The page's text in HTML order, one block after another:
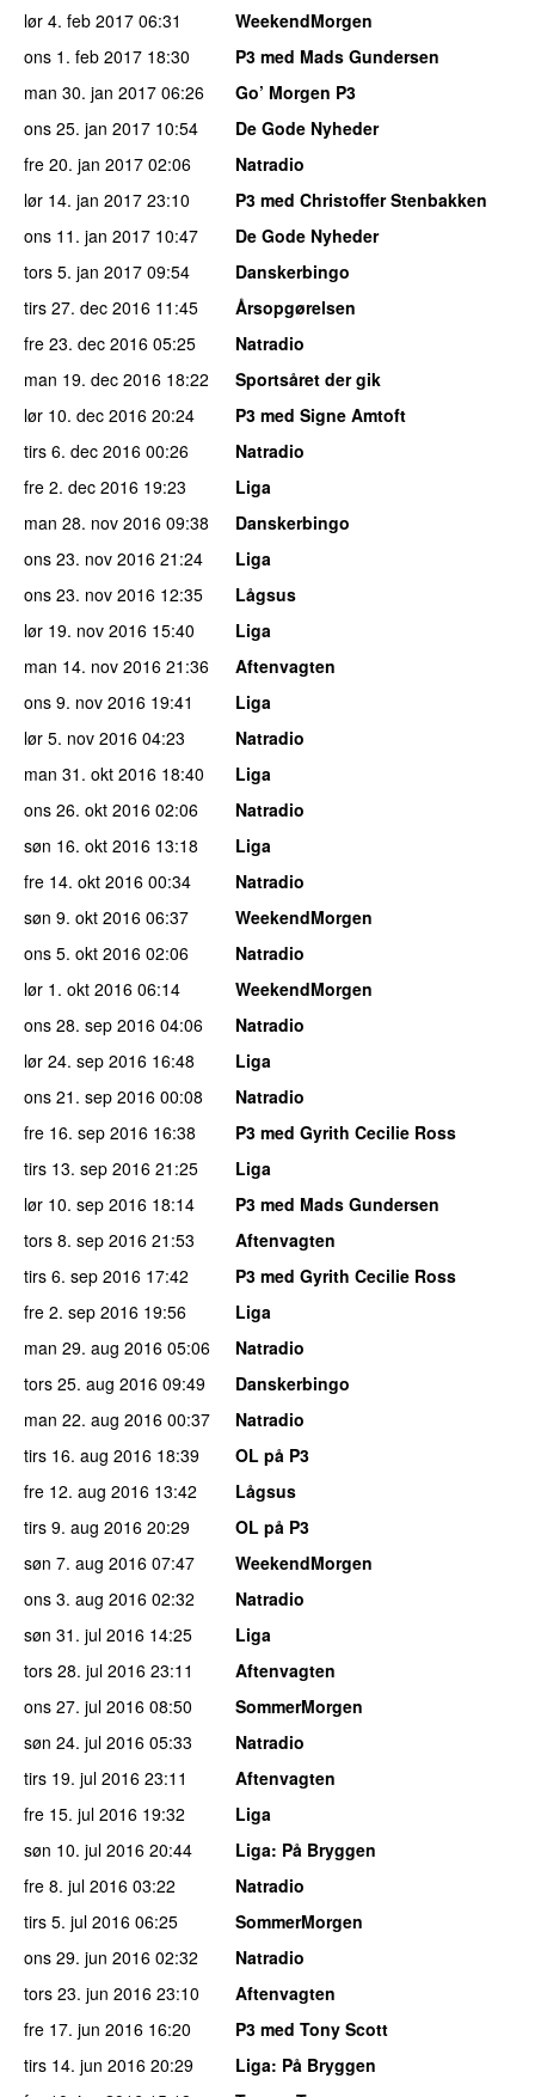
lør 4. feb 2017 06:31
WeekendMorgen
ons 1. feb 2017 18:30
P3 med Mads Gundersen
man 30. jan 2017 06:26
Go’ Morgen P3
ons 25. jan 2017 10:54
De Gode Nyheder
fre 20. jan 2017 02:06
Natradio
lør 14. jan 2017 23:10
P3 med Christoffer Stenbakken
ons 11. jan 2017 10:47
De Gode Nyheder
tors 5. jan 2017 09:54
Danskerbingo
tirs 27. dec 2016 11:45
Årsopgørelsen
fre 23. dec 2016 05:25
Natradio
man 19. dec 2016 18:22
Sportsåret der gik
lør 10. dec 2016 20:24
P3 med Signe Amtoft
tirs 6. dec 2016 00:26
Natradio
fre 2. dec 2016 19:23
Liga
man 28. nov 2016 09:38
Danskerbingo
ons 23. nov 2016 21:24
Liga
ons 23. nov 2016 12:35
Lågsus
lør 19. nov 2016 15:40
Liga
man 14. nov 2016 21:36
Aftenvagten
ons 9. nov 2016 19:41
Liga
lør 5. nov 2016 04:23
Natradio
man 31. okt 2016 18:40
Liga
ons 26. okt 2016 02:06
Natradio
søn 16. okt 2016 13:18
Liga
fre 14. okt 2016 00:34
Natradio
søn 9. okt 2016 06:37
WeekendMorgen
ons 5. okt 2016 02:06
Natradio
lør 1. okt 2016 06:14
WeekendMorgen
ons 28. sep 2016 04:06
Natradio
lør 24. sep 2016 16:48
Liga
ons 21. sep 2016 00:08
Natradio
fre 16. sep 2016 16:38
P3 med Gyrith Cecilie Ross
tirs 13. sep 2016 21:25
Liga
lør 10. sep 2016 18:14
P3 med Mads Gundersen
tors 8. sep 2016 21:53
Aftenvagten
tirs 6. sep 2016 17:42
P3 med Gyrith Cecilie Ross
fre 2. sep 2016 19:56
Liga
man 29. aug 2016 05:06
Natradio
tors 25. aug 2016 09:49
Danskerbingo
man 22. aug 2016 00:37
Natradio
tirs 16. aug 2016 18:39
OL på P3
fre 12. aug 2016 13:42
Lågsus
tirs 9. aug 2016 20:29
OL på P3
søn 7. aug 2016 07:47
WeekendMorgen
ons 3. aug 2016 02:32
Natradio
søn 31. jul 2016 14:25
Liga
tors 28. jul 2016 23:11
Aftenvagten
ons 27. jul 2016 08:50
SommerMorgen
søn 24. jul 2016 05:33
Natradio
tirs 19. jul 2016 23:11
Aftenvagten
fre 15. jul 2016 19:32
Liga
søn 10. jul 2016 20:44 Liga: På Bryggen
fre 8. jul 2016 03:22
Natradio
tirs 5. jul 2016 06:25
SommerMorgen
ons 29. jun 2016 02:32
Natradio
tors 23. jun 2016 23:10
Aftenvagten
fre 17. jun 2016 16:20
P3 med Tony Scott
tirs 14. jun 2016 20:29 Liga: På Bryggen